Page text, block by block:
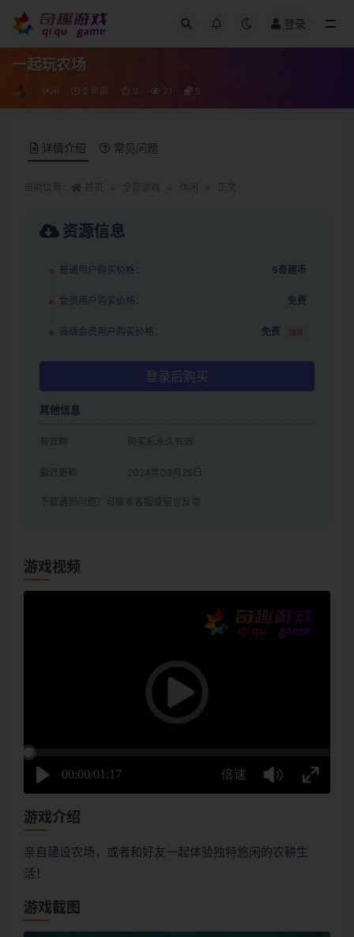
登录
一起玩农场
休闲 2 年前 0 21 5
详情介绍 常见问题
资源信息
普通用户购买价格： 5奇趣币
会员用户购买价格： 免费
高级会员用户购买价格： 免费 推荐
登录后购买
其他信息
有效期 购买后永久有效
最近更新 2024年09月29日
下载遇到问题？可联系客服或留言反馈
游戏视频
游戏介绍
亲自建设农场，或者和好友一起体验独特悠闲的农耕生
活！
游戏截图